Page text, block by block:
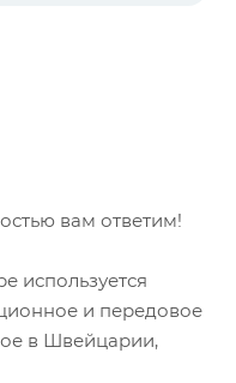
вам ответим!
используется
и передовое
в Швейцарии,